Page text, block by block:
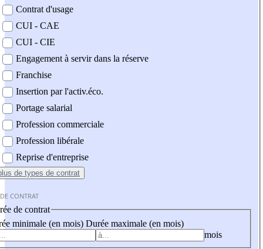
Contrat d'usage
CUI - CAE
CUI - CIE
Engagement à servir dans la réserve
Franchise
Insertion par l'activ.éco.
Portage salarial
Profession commerciale
Profession libérale
Reprise d'entreprise
de types de contrat
CONTRAT
de contrat
minimale (en mois) Durée maximale (en mois)
mois